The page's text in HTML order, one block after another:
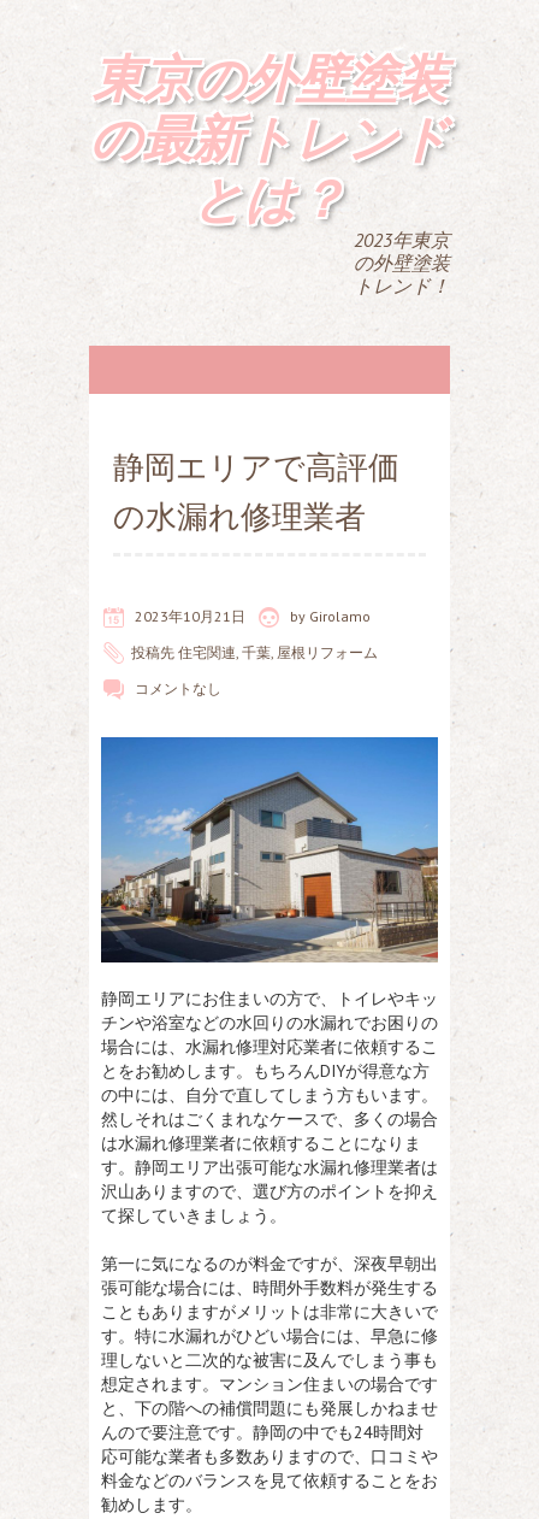
東京の外壁塗装
の最新トレンド
とは？
2023年東京
の外壁塗装
トレンド！
静岡エリアで高評価
の水漏れ修理業者
2023年10月21日 by Girolamo
投稿先 住宅関連, 千葉, 屋根リフォーム
コメントなし
静岡エリアにお住まいの方で、トイレやキッ
チンや浴室などの水回りの水漏れでお困りの
場合には、水漏れ修理対応業者に依頼するこ
とをお勧めします。
もちろんDIYが得意な方
の中には、自分で直してしまう方もいます。
然しそれはごくまれなケースで、多くの場合
は水漏れ修理業者に依頼することになりま
す。静岡エリア出張可能な水漏れ修理業者は
沢山ありますので、選び方のポイントを抑え
て探していきましょう。
第一に気になるのが料金ですが、深夜早朝出
張可能な場合には、時間外手数料が発生する
こともありますがメリットは非常に大きいで
す。特に水漏れがひどい場合には、早急に修
理しないと二次的な被害に及んでしまう事も
想定されます。マンション住まいの場合です
と、下の階への補償問題にも発展しかねませ
んので要注意です。静岡の中でも24時間対
応可能な業者も多数ありますので、口コミや
料金などのバランスを見て依頼することをお
勧めします。